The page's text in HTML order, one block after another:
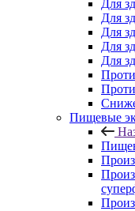
Для
Для
Для
Для
Для
Пищевые